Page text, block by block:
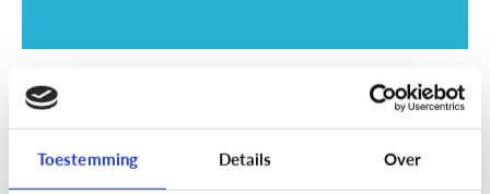
Toestemming Details Over
School
SOS examentijd! 5 tips tegen
online afleiding